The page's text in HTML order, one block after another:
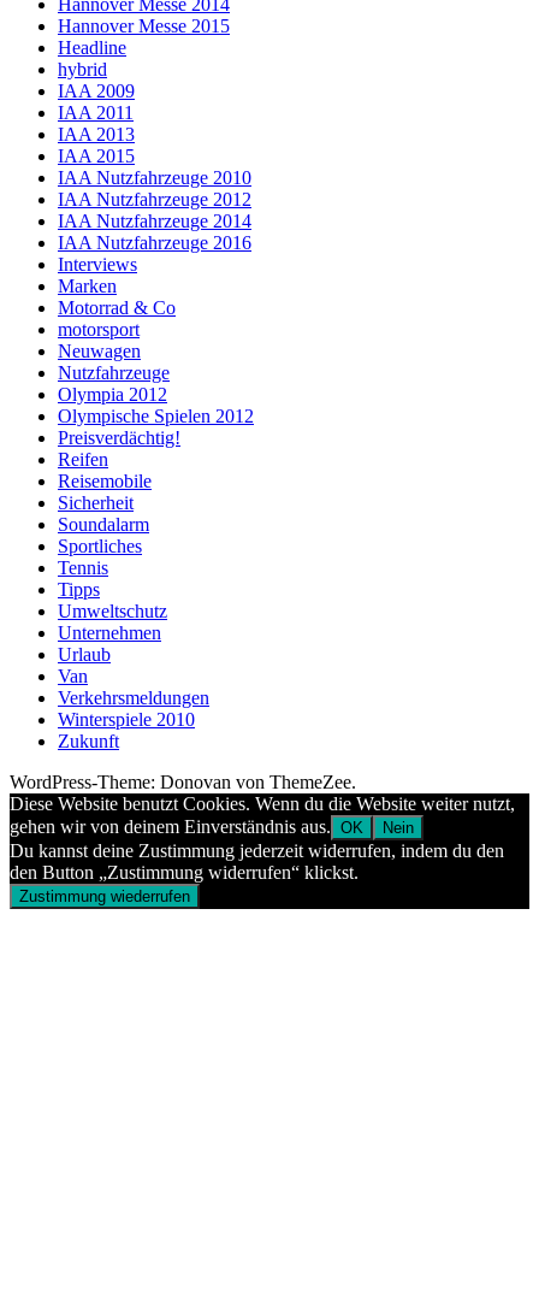
Hannover Messe 2014
Hannover Messe 2015
Headline
hybrid
IAA 2009
IAA 2011
IAA 2013
IAA 2015
IAA Nutzfahrzeuge 2010
IAA Nutzfahrzeuge 2012
IAA Nutzfahrzeuge 2014
IAA Nutzfahrzeuge 2016
Interviews
Marken
Motorrad & Co
motorsport
Neuwagen
Nutzfahrzeuge
Olympia 2012
Olympische Spielen 2012
Preisverdächtig!
Reifen
Reisemobile
Sicherheit
Soundalarm
Sportliches
Tennis
Tipps
Umweltschutz
Unternehmen
Urlaub
Van
Verkehrsmeldungen
Winterspiele 2010
Zukunft
WordPress-Theme: Donovan von ThemeZee.
Diese Website benutzt Cookies. Wenn du die Website weiter nutzt,
gehen wir von deinem Einverständnis aus. OK Nein
Du kannst deine Zustimmung jederzeit widerrufen, indem du den
den Button „Zustimmung widerrufen“ klickst.
Zustimmung wiederrufen